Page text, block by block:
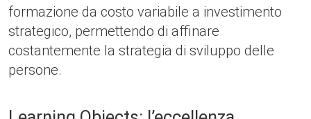
formazione da costo variabile a investimento
strategico, permettendo di affinare
costantemente la strategia di sviluppo delle
persone.